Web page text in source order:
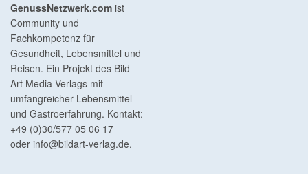
GenussNetzwerk.com ist
Community und
Fachkompetenz für
Gesundheit, Lebensmittel und
Reisen. Ein Projekt des Bild
Art Media Verlags mit
umfangreicher Lebensmittel-
und Gastroerfahrung. Kontakt:
+49 (0)30/577 05 06 17
oder info@bildart-verlag.de.